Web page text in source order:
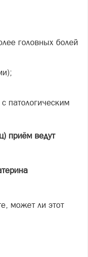
головных болей
патологическим
приём ведут
может ли этот